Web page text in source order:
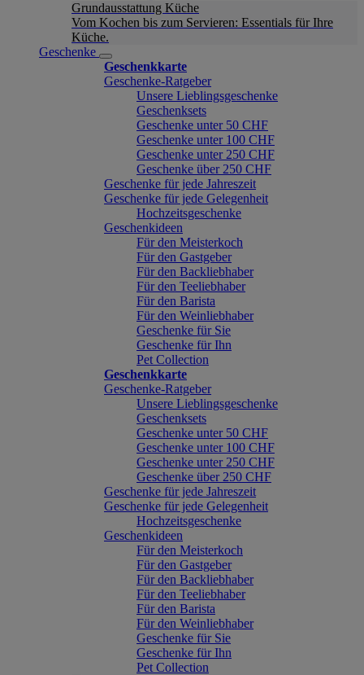
Grundausstattung Küche
Vom Kochen bis zum Servieren: Essentials für Ihre
Küche.
Geschenke
Geschenkkarte
Geschenke-Ratgeber
Unsere Lieblingsgeschenke
Geschenksets
Geschenke unter 50 CHF
Geschenke unter 100 CHF
Geschenke unter 250 CHF
Geschenke über 250 CHF
Geschenke für jede Jahreszeit
Geschenke für jede Gelegenheit
Hochzeitsgeschenke
Geschenkideen
Für den Meisterkoch
Für den Gastgeber
Für den Backliebhaber
Für den Teeliebhaber
Für den Barista
Für den Weinliebhaber
Geschenke für Sie
Geschenke für Ihn
Pet Collection
Geschenkkarte
Geschenke-Ratgeber
Unsere Lieblingsgeschenke
Geschenksets
Geschenke unter 50 CHF
Geschenke unter 100 CHF
Geschenke unter 250 CHF
Geschenke über 250 CHF
Geschenke für jede Jahreszeit
Geschenke für jede Gelegenheit
Hochzeitsgeschenke
Geschenkideen
Für den Meisterkoch
Für den Gastgeber
Für den Backliebhaber
Für den Teeliebhaber
Für den Barista
Für den Weinliebhaber
Geschenke für Sie
Geschenke für Ihn
Pet Collection